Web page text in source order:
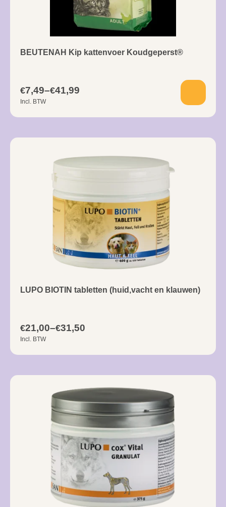
BEUTENAH Kip kattenvoer Koudgeperst®
€7,49–€41,99
Incl. BTW
LUPO BIOTIN tabletten (huid,vacht en klauwen)
€21,00–€31,50
Incl. BTW